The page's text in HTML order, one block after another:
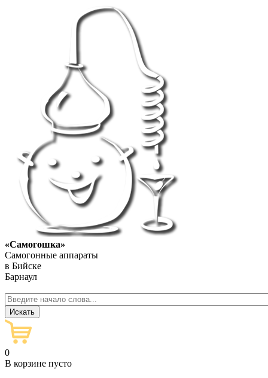
«Самогошка»
Самогонные аппараты
в Бийске
Барнаул
0
В корзине пусто